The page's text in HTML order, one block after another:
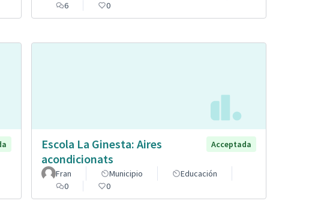
6
0
Escola La Ginesta: Aires
acondicionats
Acceptada
Fran Municipio
Educación
0
0